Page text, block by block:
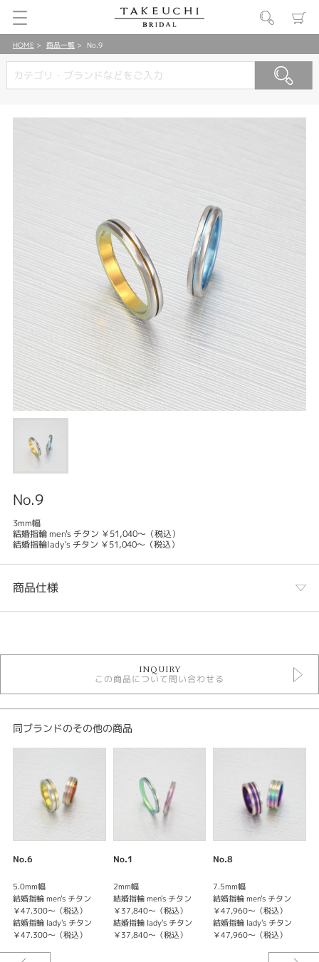
HOME 商品一覧 No.9
No.9
3mm幅
結婚指輪 men's チタン ￥51,040～（税込）
結婚指輪lady's チタン ￥51,040～（税込）
商品仕様
結婚指輪 ストレート
デザイン
レディース
婚約指輪・結婚指輪テイスト
INQUIRY
この商品について問い合わせる
同ブランドのその他の商品
No.6
5.0mm幅
結婚指輪 men's チタン
￥47.300～（税込）
結婚指輪 lady's チタン
￥47.300～（税込）
No.1
2mm幅
結婚指輪 men's チタン
￥37,840～（税込）
結婚指輪 lady's チタン
￥37,840～（税込）
No.8
7.5mm幅
結婚指輪 men's チタン
￥47,960～（税込）
結婚指輪 lady's チタン
￥47,960～（税込）